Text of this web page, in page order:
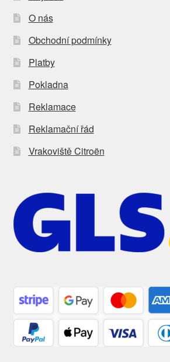
O nás
Obchodní podmínky
Platby
Pokladna
Reklamace
Reklamační řád
Vrakoviště Citroën